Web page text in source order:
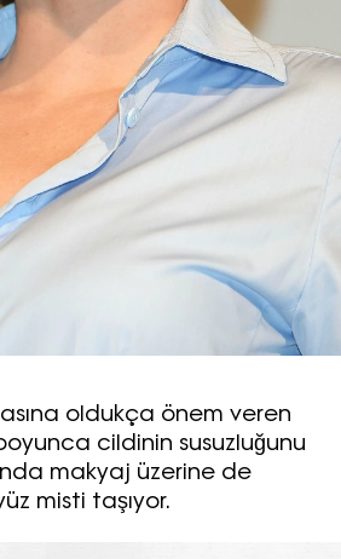
oldukça önem veren
cildinin susuzluğunu
makyaj üzerine de
misti taşıyor.